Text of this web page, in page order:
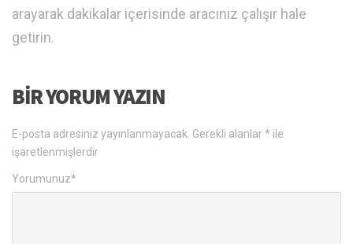
arayarak dakikalar içerisinde aracınız çalışır hale
getirin.
BIR YORUM YAZIN
E-posta adresiniz yayınlanmayacak. Gerekli alanlar* ile
işaretlenmişlerdir
Yorumunuz*